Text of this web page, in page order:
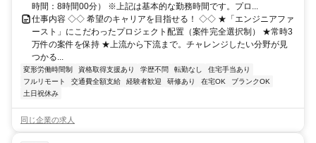
時間：8時間00分） ※上記は基本的な勤務時間です。プロ...
仕事内容 ◇◇ 希望のキャリアを目指せる！ ◇◇ ★「エンジニアファ
ースト」にこだわったプロジェクト配置（案件完全選択制） ★常時3
万件の案件を保持 ★上流から下流まで。チャレンジしたい分野が見
つかる...
変形労働時間制 資格取得支援あり 学歴不問 転勤なし
住宅手当あり
フルリモート
交通費全額支給 経験者歓迎 研修あり 在宅OK
ブランクOK
土日祝休み
同じ企業の求人